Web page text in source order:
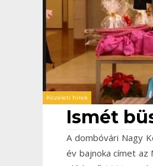
Közéleti hírek
Ismét
A dombóvári Nagy
év bajnoka címet